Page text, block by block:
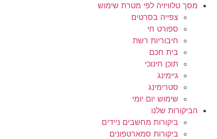
מסך טלוויזיה לפי מטרת שימוש
צפייה בסרטים
ספורט חי
חיבוריות רשת
בית חכם
תוכן חינוכי
גיימינג
סטרימינג
שימוש יום יומי
הביקורות שלנו
ביקורות מחשבים ניידים
ביקורות סמארטפונים